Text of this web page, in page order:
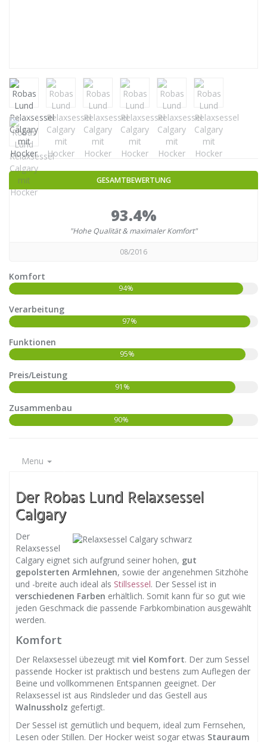
GESAMTBEWERTUNG
93.4%
"Hohe Qualität & maximaler Komfort"
08/2016
Komfort
94%
Verarbeitung
97%
Funktionen
95%
Preis/Leistung
91%
Zusammenbau
90%
Menu
Der Robas Lund Relaxsessel
Calgary
Der
Relaxsessel
Calgary eignet sich aufgrund seiner hohen, gut
gepolsterten Armlehnen, sowie der angenehmen Sitzhöhe
und -breite auch ideal als Stillsessel. Der Sessel ist in
verschiedenen Farben erhältlich. Somit kann für so gut wie
jeden Geschmack die passende Farbkombination ausgewählt
werden.
Komfort
Der Relaxsessel übezeugt mit viel Komfort. Der zum Sessel
passende Hocker ist praktisch und bestens zum Auflegen der
Beine und vollkommenen Entspannen geeignet. Der
Relaxsessel ist aus Rindsleder und das Gestell aus
Walnussholz gefertigt.
Der Sessel ist gemütlich und bequem, ideal zum Fernsehen,
Lesen oder Stillen. Der Hocker weist sogar etwas Stauraum